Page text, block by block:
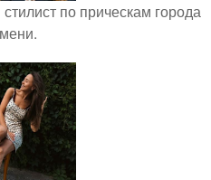
по прическам города